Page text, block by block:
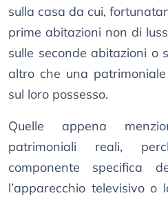
sulla casa da cui,
prime abitazioni non di
sulle seconde abitazioni o
altro che una
sul loro possesso.
Quelle appena
patrimoniali reali,
componente specifica
l’apparecchio televisivo o